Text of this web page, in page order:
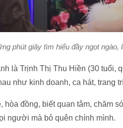
phút giây tìm hiểu đầy ngọt ngào,
là Trịnh Thị Thu Hiền (30 tuổi,
như kinh doanh, ca hát, trang
hòa đồng, biết quan tâm, chăm
người mà bỏ quên chính mình.